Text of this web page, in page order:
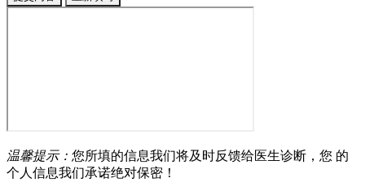
温馨提示： 您所填的信息我们将及时反馈给医生诊断，您 的
个人信息我们承诺绝对保密！